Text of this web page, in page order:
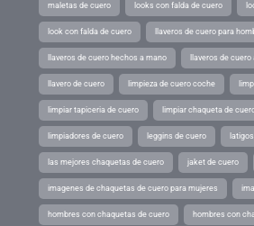
maletas de cuero looks con falda de cuero
look con falda de cuero llaveros de cuero para
llaveros de cuero hechos a mano llaveros de
llavero de cuero limpieza de cuero coche
limpiar tapiceria de cuero limpiar chaqueta de
limpiadores de cuero leggins de cuero
las mejores chaquetas de cuero jaket de cuero
imagenes de chaquetas de cuero para mujeres
hombres con chaquetas de cuero hombres con